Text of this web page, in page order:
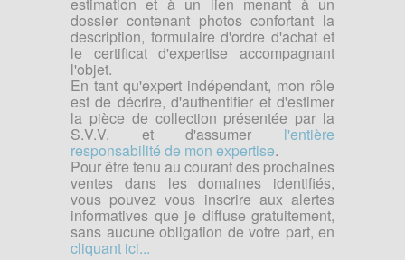
estimation et à un lien menant à un
dossier contenant photos confortant la
description, formulaire d'ordre d'achat et
le certificat d'expertise accompagnant
l'objet.
En tant qu'expert indépendant, mon rôle
est de décrire, d'authentifier et d'estimer
la pièce de collection présentée par la
S.V.V. et d'assumer l'entière
responsabilité de mon expertise.
Pour être tenu au courant des prochaines
ventes dans les domaines identifiés,
vous pouvez vous inscrire aux alertes
informatives que je diffuse gratuitement,
sans aucune obligation de votre part, en
cliquant ici...